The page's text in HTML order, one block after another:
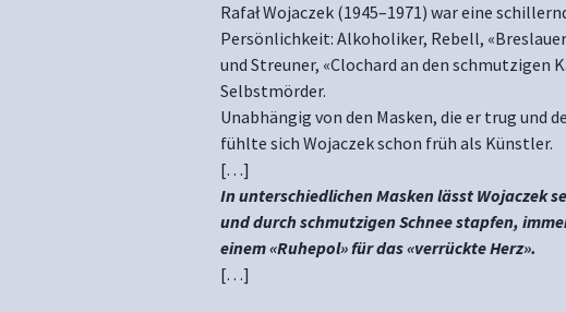
Rafał Wojaczek (1945–1971) war eine
Persönlichkeit: Alkoholiker, Rebell,
und Streuner, «Clochard an den schmutzigen
Selbstmörder.
Unabhängig von den Masken, die er trug und
fühlte sich Wojaczek schon früh als Künstler.
[…]
In unterschiedlichen Masken lässt Wojaczek
und durch schmutzigen Schnee stapfen,
einem «Ruhepol» für das «verrückte Herz».
[…]